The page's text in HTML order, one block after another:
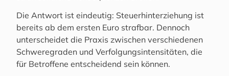
Die Antwort ist eindeutig: Steuerhinterziehung ist
bereits ab dem ersten Euro strafbar. Dennoch
unterscheidet die Praxis zwischen verschiedenen
Schweregraden und Verfolgungsintensitäten, die
für Betroffene entscheidend sein können.